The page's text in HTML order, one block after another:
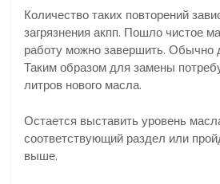
Количество таких повторений
загрязнения акпп. Пошло чистое
работу можно завершить. Обычно
Таким образом для замены
литров нового масла.
Остается выставить уровень
соответствующий раздел или
выше.